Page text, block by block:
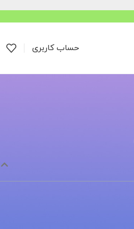
حساب کاربری